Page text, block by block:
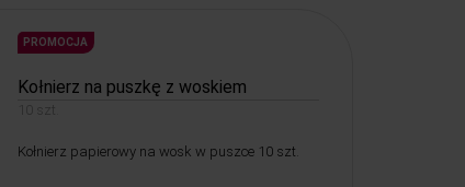
PROMOCJA
Kołnierz na puszkę z woskiem
10 szt.
Kołnierz papierowy na wosk w puszce 10 szt.